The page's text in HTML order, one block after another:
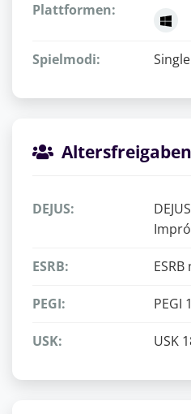
Plattformen:
Spielmodi:
Altersfreigaben
DEJUS:
ESRB:
PEGI: PEGI
USK: USK